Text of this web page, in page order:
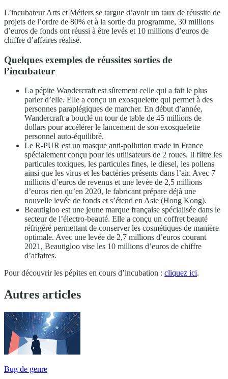
L’incubateur Arts et Métiers se targue d’avoir un taux de réussite de
projets de l’ordre de 80% et à la sortie du programme, 30 millions
d’euros de fonds ont réussi à être levés et 10 millions d’euros de
chiffre d’affaires réalisé.
Quelques exemples de réussites sorties de
l’incubateur
La pépite Wandercraft est sûrement celle qui a fait le plus
parler d’elle. Elle a conçu un exosquelette qui permet à des
personnes paraplégiques de marcher. En début d’année,
Wandercraft a bouclé un tour de table de 45 millions de
dollars pour accélérer le lancement de son exosquelette
personnel auto-équilibré.
Le R-PUR est un masque anti-pollution made in France
spécialement conçu pour les utilisateurs de 2 roues. Il filtre les
particules toxiques, les particules fines, le diesel, les pollens
ainsi que les virus et les bactéries présents dans l’air. Avec 7
millions d’euros de revenus et une levée de 2,5 millions
d’euros rien qu’en 2020, le fabricant prépare déjà une
nouvelle levée de fonds et s’étend en Asie (Hong Kong).
Beautigloo est une jeune marque française spécialisée dans le
secteur de l’électro-beauté. Elle a conçu un coffret beauté
réfrigéré permettant de conserver les cosmétiques de manière
optimale. Avec une levée de 2,7 millions d’euros courant
2021, Beautigloo vise les 10 millions d’euros de chiffre
d’affaires.
Pour découvrir les pépites en cours d’incubation : cliquez ici.
Autres articles
Bug de genre